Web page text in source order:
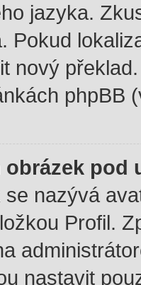
jazyka.
Pokud
nový
phpBB
pod
se nazývá
Profil.
nastavit